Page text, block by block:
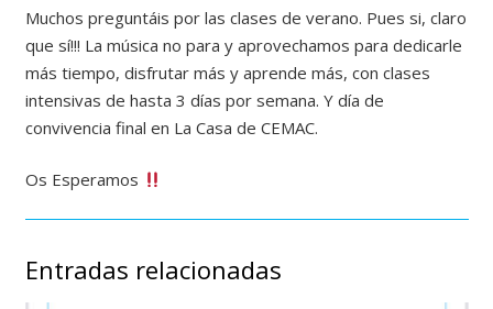
Muchos preguntáis por las clases de verano. Pues si, claro
que sí!!! La música no para y aprovechamos para dedicarle
más tiempo, disfrutar más y aprende más, con clases
intensivas de hasta 3 días por semana. Y día de
convivencia final en La Casa de CEMAC.
Os Esperamos
Entradas relacionadas